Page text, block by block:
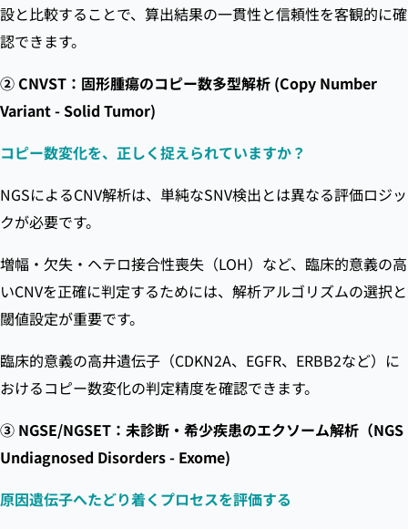
設と比較することで、算出結果の一貫性と信頼性を客観的に確
認できます。
② CNVST：固形腫瘍のコピー数多型解析 (Copy Number
Variant - Solid Tumor)
コピー数変化を、正しく捉えられていますか？
NGSによるCNV解析は、単純なSNV検出とは異なる評価ロジッ
クが必要です。
増幅・欠失・ヘテロ接合性喪失（LOH）など、臨床的意義の高
いCNVを正確に判定するためには、解析アルゴリズムの選択と
閾値設定が重要です。
臨床的意義の高井遺伝子（CDKN2A、EGFR、ERBB2など）に
おけるコピー数変化の判定精度を確認できます。
③ NGSE/NGSET：未診断・希少疾患のエクソーム解析（NGS
Undiagnosed Disorders - Exome)
原因遺伝子へたどり着くプロセスを評価する